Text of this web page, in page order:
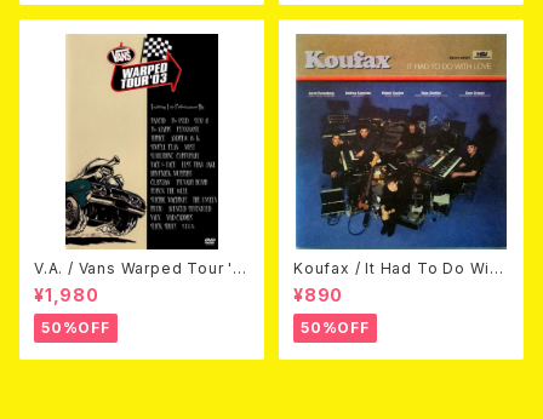
V.A. / Vans Warped Tour '0
3 (DVD)
¥1,980
50%OFF
Koufax / It Had To Do With
Love (CD)
¥890
50%OFF